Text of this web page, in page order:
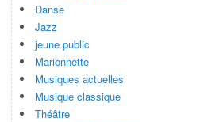
Danse
Jazz
jeune public
Marionnette
Musiques actuelles
Musique classique
Théâtre